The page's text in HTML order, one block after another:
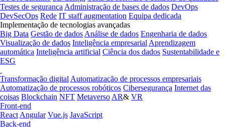
Testes de segurança Administração de bases de dados DevOps
DevSecOps Rede IT staff augmentation Equipa dedicada
Implementação de tecnologias avançadas
Big Data Gestão de dados Análise de dados Engenharia de dados
Visualização de dados Inteligência empresarial Aprendizagem
automática Inteligência artificial Ciência dos dados Sustentabilidade e
ESG
Transformação digital Automatização de processos empresariais
Automatização de processos robóticos Cibersegurança Internet das
coisas Blockchain NFT Metaverso AR& VR
Front-end
React Angular Vue.js JavaScript
Back-end